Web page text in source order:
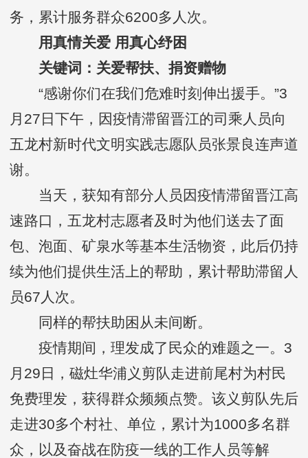
务，累计服务群众6200多人次。
用真情关爱 用真心纾困
关键词：关爱帮扶、捐资赠物
“感谢你们在我们危难时刻伸出援手。”3
月27日下午，因疫情滞留晋江的司乘人员向
五龙村新时代文明实践志愿队员张景良连声道
谢。
当天，获知有部分人员因疫情滞留晋江高
速路口，五龙村志愿者及时为他们送去了面
包、泡面、矿泉水等基本生活物资，此后仍持
续为他们提供生活上的帮助，累计帮助滞留人
员67人次。
同样的帮扶助困从未间断。
疫情期间，理发成了民众的难题之一。3
月29日，磁灶华浦义剪队走进前尾村为村民
免费理发，获得群众频频点赞。该义剪队先后
走进30多个村社、单位，累计为1000多名群
众，以及奋战在防疫一线的工作人员等解